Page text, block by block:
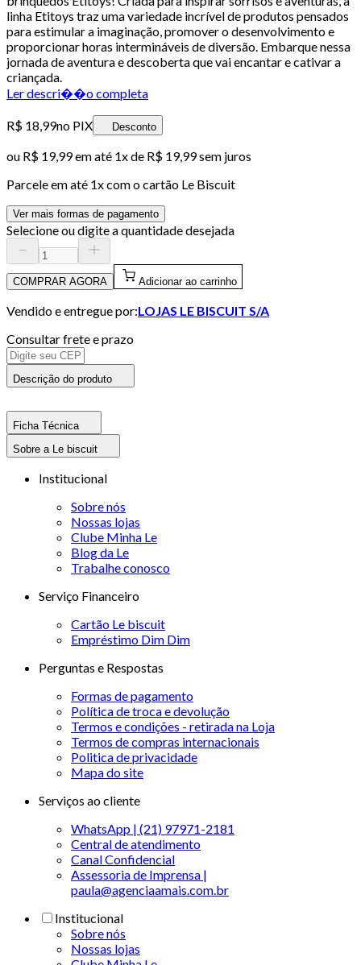
linha Etitoys traz uma variedade incrível de produtos pensados
para estimular a imaginação, promover o desenvolvimento e
proporcionar horas intermináveis de diversão. Embarque nessa
jornada de aventura e descoberta que vai encantar e cativar a
criançada.
Ler descri��o completa
R$ 18,99no PIX Desconto
ou R$ 19,99em até 1x de R$ 19,99sem juros
Parcele em até 1x com o cartão Le Biscuit
Ver mais formas de pagamento
Selecione ou digite a quantidade desejada
COMPRAR AGORA Adicionar ao carrinho
Vendido e entregue por:LOJAS LE BISCUIT S/A
Consultar frete e prazo
Descrição do produto
Ficha Técnica
Sobre a Le biscuit
Institucional
Sobre nós
Nossas lojas
Clube Minha Le
Blog da Le
Trabalhe conosco
Serviço Financeiro
Cartão Le biscuit
Empréstimo Dim Dim
Perguntas e Respostas
Formas de pagamento
Política de troca e devolução
Termos e condições - retirada na Loja
Termos de compras internacionais
Politica de privacidade
Mapa do site
Serviços ao cliente
WhatsApp | (21) 97971-2181
Central de atendimento
Canal Confidencial
Assessoria de Imprensa |
paula@agenciaamais.com.br
Institucional
Sobre nós
Nossas lojas